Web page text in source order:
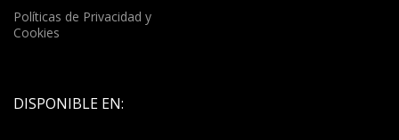
Políticas de Privacidad y
Cookies
DISPONIBLE EN: